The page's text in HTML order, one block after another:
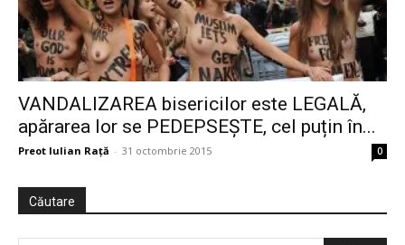
VANDALIZAREA bisericilor este LEGALĂ,
apărarea lor se PEDEPSEȘTE, cel puțin în...
Preot Iulian Raţă - 31 octombrie 2015 0
Căutare